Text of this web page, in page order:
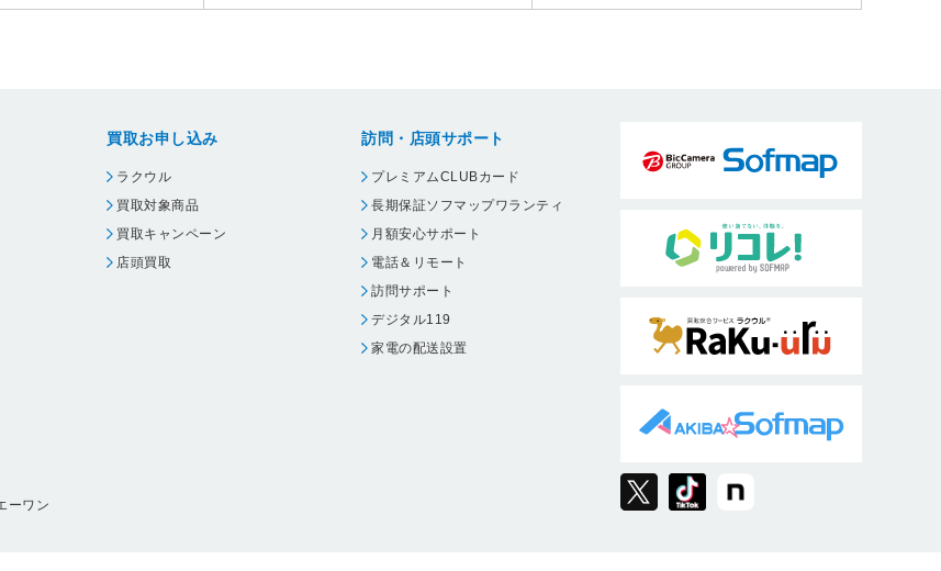
ーワン
買取お申し込み
ラクウル
買取対象商品
買取キャンペーン
店頭買取
訪問・店頭サポート
プレミアムCLUBカード
長期保証ソフマップワランティ
月額安心サポート
電話＆リモート
訪問サポート
デジタル119
家電の配送設置